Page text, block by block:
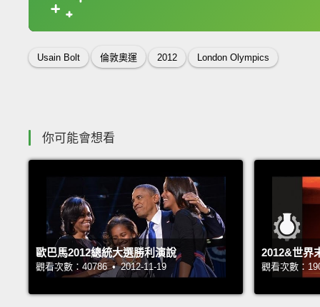
Usain Bolt 倫敦奧運 2012 London Olympics
你可能會想看
歐巴馬2012總統大選勝利演說
觀看次數：40786 • 2012-11-19
2012&世界
觀看次數：